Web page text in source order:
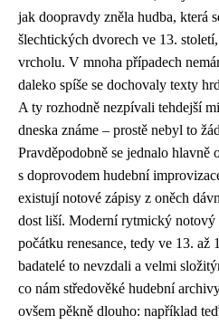
jak doopravdy zněla hudba, která
šlechtických dvorech ve 13.
vrcholu. V mnoha případech
daleko spíše se dochovaly texty
A ty rozhodně nezpívali tehdejší
dneska známe – prostě nebyl to
Pravděpodobně se jednalo hlavně
s doprovodem hudební
existují notové zápisy z oněch
dost liší. Moderní rytmický notový
počátku renesance, tedy ve 13. až
badatelé to nevzdali a velmi
co nám středověké hudební
ovšem pěkně dlouho: například